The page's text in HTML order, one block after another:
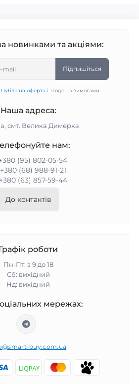
новинками та акціями:
Підпишіться
Публічна оферта і згоден з вимогами
Наша адреса:
смт. Велика Димерка
нам:
(95) 802-05-54
+380 (68) 988-91-21
+380 (63) 857-59-44
До контактів
роботи
Пн-Пт: з 9 до 18
Сб: вихідний
Нд: вихідний
мережах:
buy.com.ua